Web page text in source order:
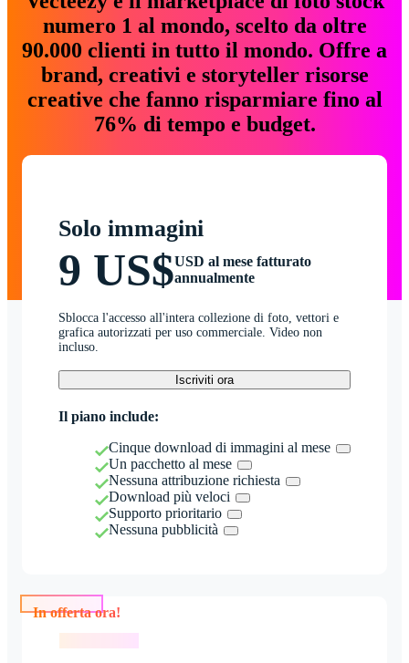
numero 1 al mondo, scelto da oltre
90.000 clienti in tutto il mondo. Offre a
brand, creativi e storyteller risorse
creative che fanno risparmiare fino al
76% di tempo e budget.
Solo immagini
9 US$USD al mese fatturato
annualmente
Sblocca l'accesso all'intera collezione di foto, vettori e
grafica autorizzati per uso commerciale. Video non
incluso.
Iscriviti ora
Il piano include:
Cinque download di immagini al mese
Un pacchetto al mese
Nessuna attribuzione richiesta
Download più veloci
Supporto prioritario
Nessuna pubblicità